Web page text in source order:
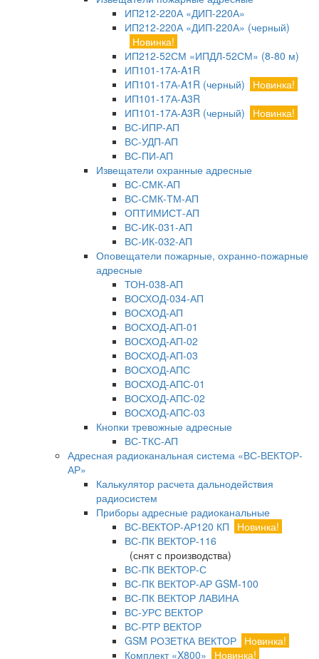
ИП212-220А «ДИП-220А»
ИП212-220А «ДИП-220А» (черный)
Новинка!
ИП212-52СМ «ИПДЛ-52СМ» (8-80 м)
ИП101-17А-A1R
ИП101-17А-A1R (черный)
Новинка!
ИП101-17А-A3R
ИП101-17А-A3R (черный)
Новинка!
ВС-ИПР-АП
ВС-УДП-АП
ВС-ПИ-АП
Извещатели охранные адресные
ВС-СМК-АП
ВС-СМК-ТМ-АП
ОПТИМИСТ-АП
ВС-ИК-031-АП
ВС-ИК-032-АП
Оповещатели пожарные, охранно-пожарные
адресные
ТОН-038-АП
ВОСХОД-034-АП
ВОСХОД-АП
ВОСХОД-АП-01
ВОСХОД-АП-02
ВОСХОД-АП-03
ВОСХОД-АПС
ВОСХОД-АПС-01
ВОСХОД-АПС-02
ВОСХОД-АПС-03
Кнопки тревожные адресные
ВС-ТКС-АП
Адресная радиоканальная система «ВС-ВЕКТОР-
АР»
Калькулятор расчета дальнодействия
радиосистем
Приборы адресные радиоканальные
ВС-ВЕКТОР-АР120 КП
Новинка!
ВС-ПК ВЕКТОР-116
(снят с производства)
ВС-ПК ВЕКТОР-С
ВС-ПК ВЕКТОР-АР GSM-100
ВС-ПК ВЕКТОР ЛАВИНА
ВС-УРС ВЕКТОР
ВС-РТР ВЕКТОР
GSM РОЗЕТКА ВЕКТОР Новинка!
Комплект «X800»
Новинка!